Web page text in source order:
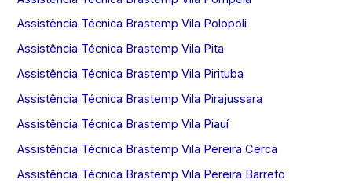
Assistência Técnica Brastemp Vila Polopoli
Assistência Técnica Brastemp Vila Pita
Assistência Técnica Brastemp Vila Pirituba
Assistência Técnica Brastemp Vila Pirajussara
Assistência Técnica Brastemp Vila Piauí
Assistência Técnica Brastemp Vila Pereira Cerca
Assistência Técnica Brastemp Vila Pereira Barreto